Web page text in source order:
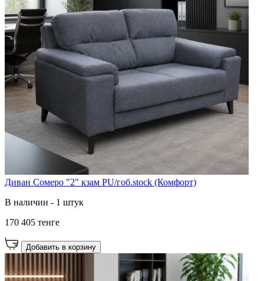
Диван Сомеро "2" кзам PU/гоб.stock (Комфорт)
В наличии - 1 штук
170 405 тенге
Добавить в корзину